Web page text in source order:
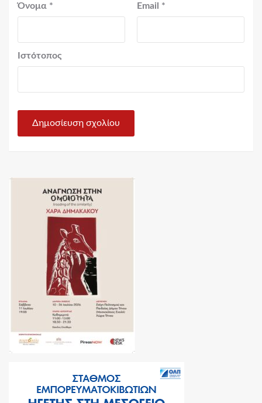
Όνομα * Email *
Ιστότοπος